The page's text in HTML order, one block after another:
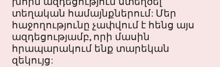
տեղական համայնքներում: Մեր
հաջողությունը չափվում է հենց այս
ազդեցությամբ, որի մասին
հրապարակում ենք տարեկան
զեկույց: